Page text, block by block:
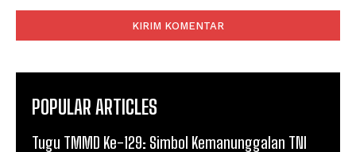
POPULAR ARTICLES
Tugu TMMD Ke-129: Simbol Kemanunggalan TNI